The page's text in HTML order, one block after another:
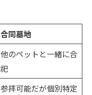
合同墓地
他のペットと一緒に合
祀
参拝可能だが個別特定